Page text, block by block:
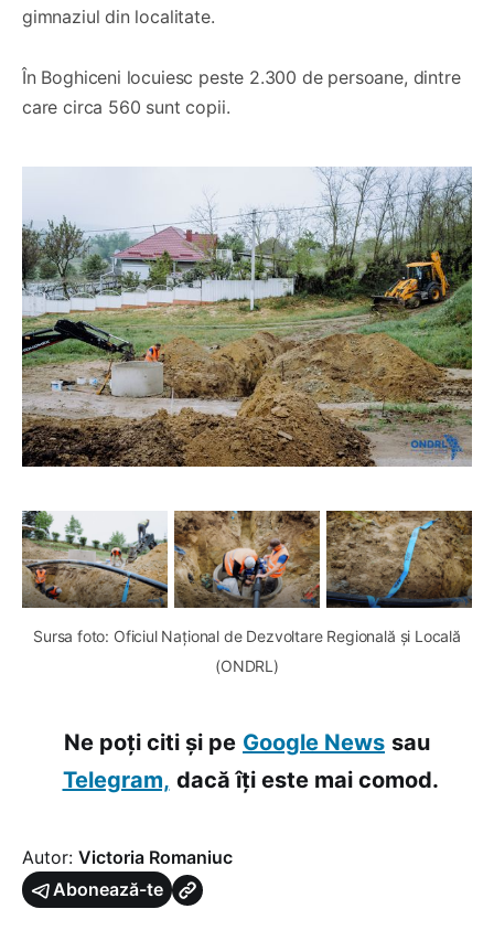
gimnaziul din localitate.
În Boghiceni locuiesc peste 2.300 de persoane, dintre
care circa 560 sunt copii.
Sursa foto: Oficiul Național de Dezvoltare Regională și Locală
(ONDRL)
Ne poți citi și pe Google News sau
Telegram, dacă îți este mai comod.
Autor: Victoria Romaniuc
Abonează-te